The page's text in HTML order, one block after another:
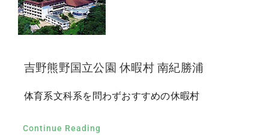
吉野熊野国立公園 休暇村 南紀勝浦
体育系文科系を問わずおすすめの休暇村
Continue Reading